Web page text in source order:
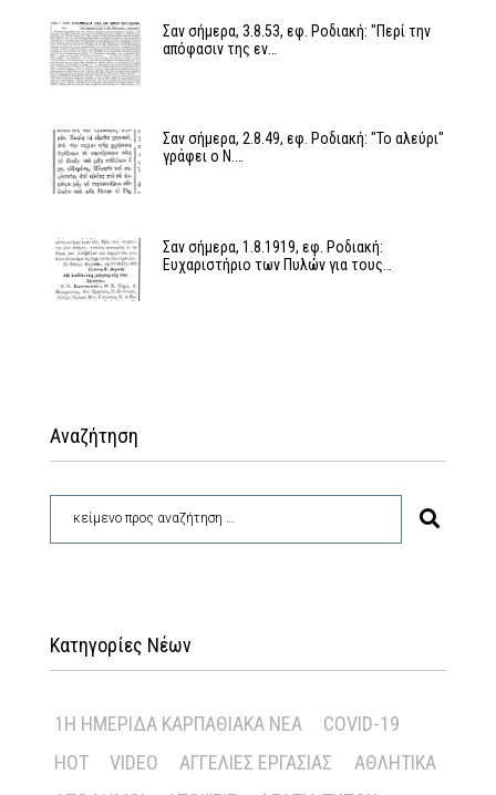
Σαν σήμερα, 3.8.53, εφ. Ροδιακή: "Περί την
απόφασιν της εν…
Σαν σήμερα, 2.8.49, εφ. Ροδιακή: "Το αλεύρι"
γράφει ο Ν.…
Σαν σήμερα, 1.8.1919, εφ. Ροδιακή:
Ευχαριστήριο των Πυλών για τους…
Αναζήτηση
Κατηγορίες Νέων
1Η ΗΜΕΡΊΔΑ ΚΑΡΠΑΘΙΑΚΆ ΝΈΑ
COVID-19
HOT
VIDEO ΑΓΓΕΛΊΕΣ ΕΡΓΑΣΊΑΣ
ΑΘΛΗΤΙΚΆ